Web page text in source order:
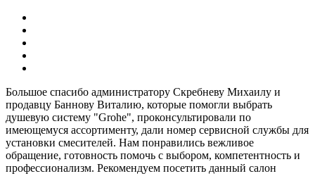
Большое спасибо администратору Скребневу Михаилу и
продавцу Баннову Виталию, которые помогли выбрать
душевую систему "Grohe", проконсультировали по
имеющемуся ассортименту, дали номер сервисной службы для
установки смесителей. Нам понравились вежливое
обращение, готовность помочь с выбором, компетентность и
профессионализм. Рекомендуем посетить данный салон